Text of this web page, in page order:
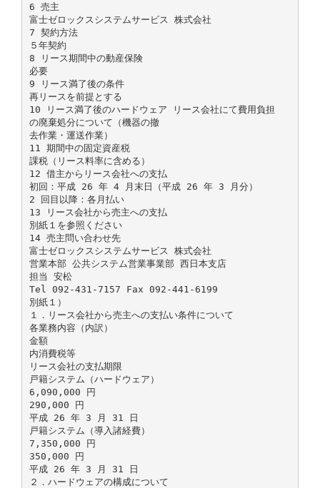
6 売主
富士ゼロックスシステムサービス 株式会社
7 契約方法
５年契約
8 リース期間中の動産保険
必要
9 リース満了後の条件
再リースを前提とする
10 リース満了後のハードウェア リース会社にて費用負担
の廃棄処分について（機器の撤
去作業・運送作業）
11 期間中の固定資産税
課税（リース料率に含める）
12 借主からリース会社への支払
初回：平成 26 年 4 月末日（平成 26 年 3 月分）
2 回目以降：各月払い
13 リース会社から売主への支払
別紙１を参照ください
14 売主問い合わせ先
富士ゼロックスシステムサービス 株式会社
営業本部 公共システム営業事業部 西日本支店
担当 安松
Tel 092-431-7157 Fax 092-441-6199
別紙１）
１．リース会社から売主への支払い条件について
各業務内容（内訳）
金額
内消費税等
リース会社の支払期限
戸籍システム（ハードウェア）
6,090,000 円
290,000 円
平成 26 年 3 月 31 日
戸籍システム（導入諸経費）
7,350,000 円
350,000 円
平成 26 年 3 月 31 日
２．ハードウェアの構成について